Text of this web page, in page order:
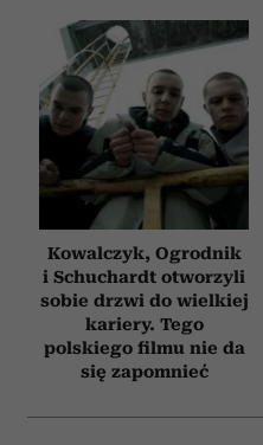
Kowalczyk, Ogrodnik
i Schuchardt otworzyli
sobie drzwi do wielkiej
kariery. Tego
polskiego filmu nie da
się zapomnieć